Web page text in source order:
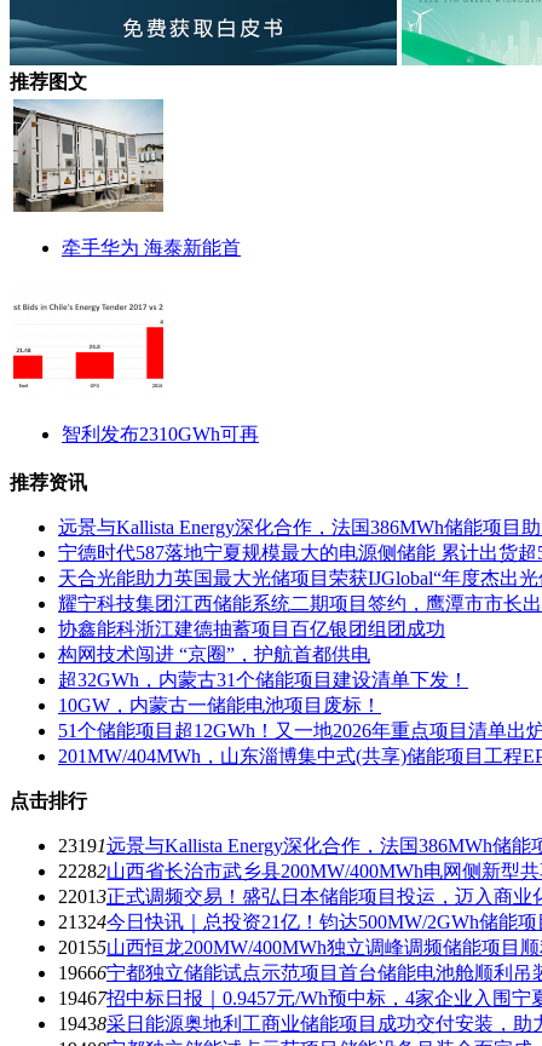
推荐图文
牵手华为 海泰新能首
智利发布2310GWh可再
推荐资讯
远景与Kallista Energy深化合作，法国386MWh储能项目
宁德时代587落地宁夏规模最大的电源侧储能 累计出货超
天合光能助力英国最大光储项目荣获IJGlobal“年度杰出
耀宁科技集团江西储能系统二期项目签约，鹰潭市市长
协鑫能科浙江建德抽蓄项目百亿银团组团成功
构网技术闯进 “京圈”，护航首都供电
超32GWh，内蒙古31个储能项目建设清单下发！
10GW，内蒙古一储能电池项目废标！
51个储能项目超12GWh！又一地2026年重点项目清单出
201MW/404MWh，山东淄博集中式(共享)储能项目工程
点击排行
23191远景与Kallista Energy深化合作，法国386MWh储
22282山西省长治市武乡县200MW/400MWh电网侧新型
22013正式调频交易！盛弘日本储能项目投运，迈入商业
21324今日快讯｜总投资21亿！钧达500MW/2GWh储能
20155山西恒龙200MW/400MWh独立调峰调频储能项目
19666宁都独立储能试点示范项目首台储能电池舱顺利吊
19467招中标日报｜0.9457元/Wh预中标，4家企业入围宁
19438采日能源奥地利工商业储能项目成功交付安装，助